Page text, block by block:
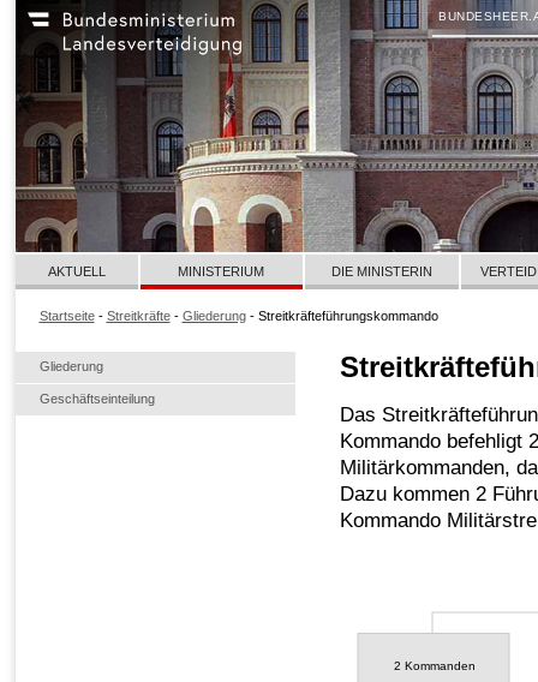
Gliederung
Geschäftseinteilung
AKTUELL MINISTERIUM DIE MINISTERIN
Startseite- Streitkräfte- Gliederung- Streitkräfteführungskommando
Das
Kommando befehligt
Militärkommanden,
Dazu kommen 2
Kommando
2 Kommanden